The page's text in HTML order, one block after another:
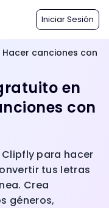
Iniciar Sesión
Hacer canciones con IA
en
con
para hacer
tus letras
Crea
géneros,